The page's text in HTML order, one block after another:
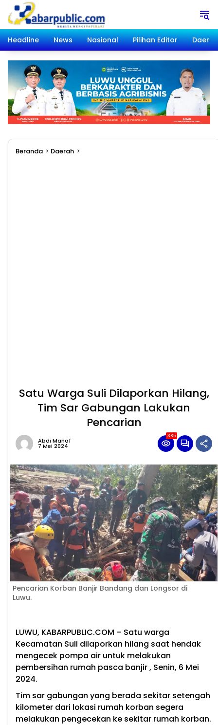
Langsung
konten
Headline
News Nasional Pilihan Editor Daerah
Beranda Daerah
Satu Warga Suli Dilaporkan Hilang,
Tim Sar Gabungan Lakukan
Pencarian
Abdi Manaf
7 Mei 2024
385
Pencarian Korban Banjir Bandang dan Longsor di
Luwu.
LUWU, KABARPUBLIC.COM – Satu warga
Kecamatan Suli dilaporkan hilang saat hendak
mengecek pompa air untuk melakukan
pembersihan rumah pasca banjir , Senin, 6 Mei
2024.
Tim sar gabungan yang berada sekitar setengah
kilometer dari lokasi rumah korban segera
melakukan pengecekan ke sekitar rumah korban.